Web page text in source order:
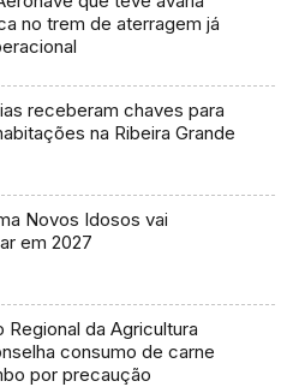
no trem de aterragem já
receberam chaves para
na Ribeira Grande
Novos Idosos vai
em 2027
Regional da Agricultura
consumo de carne
por precaução